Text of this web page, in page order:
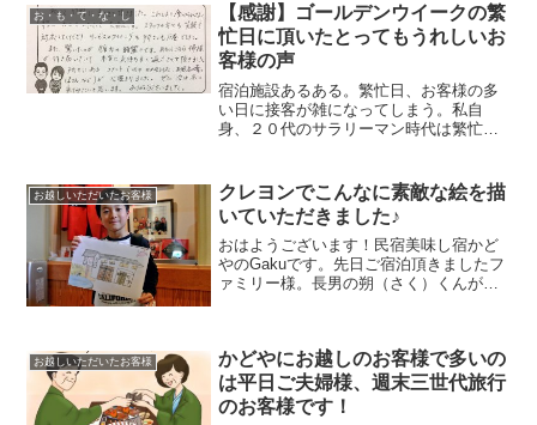
お・も・て・な・し
【感謝】ゴールデンウイークの繁
忙日に頂いたとってもうれしいお
客様の声
宿泊施設あるある。繁忙日、お客様の多
い日に接客が雑になってしまう。私自
身、２０代のサラリーマン時代は繁忙期
しています。大渋滞の中激混みの観光地
へ行き、疲れて宿に到着。でも、宿の皆
さんもいつも以上に忙しそう。混んでる
わ、料金高いわ、それでいて接客が良く
ない。
お越しいただいたお客様
クレヨンでこんなに素敵な絵を描
いていただきました♪
おはようございます！民宿美味し宿かど
やのGakuです。先日ご宿泊頂きましたフ
ァミリー様。長男の朔（さく）くんがす
やくドンドン描き上げ...
お越しいただいたお客様
かどやにお越しのお客様で多いの
は平日ご夫婦様、週末三世代旅行
のお客様です！